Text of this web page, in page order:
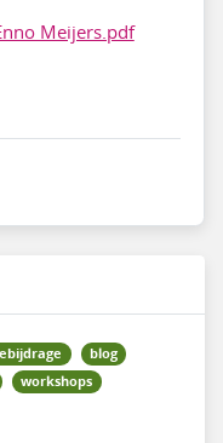
Meijers.pdf
blog
workshops